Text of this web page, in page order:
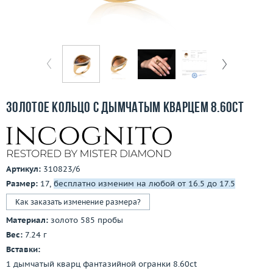
Бесплатная доставка
О компании
3D-тур по шоуруму
Заказать звонок
Золотое кольцо с дымчатым кварцем 8.60ct
Артикул: 310823/6
Размер: 17, бесплатно изменим на любой от 16.5 до 17.5
Как заказать изменение размера?
Материал: золото 585 пробы
Вес: 7.24 г
Вставки:
1 дымчатый кварц фантазийной огранки 8.60ct